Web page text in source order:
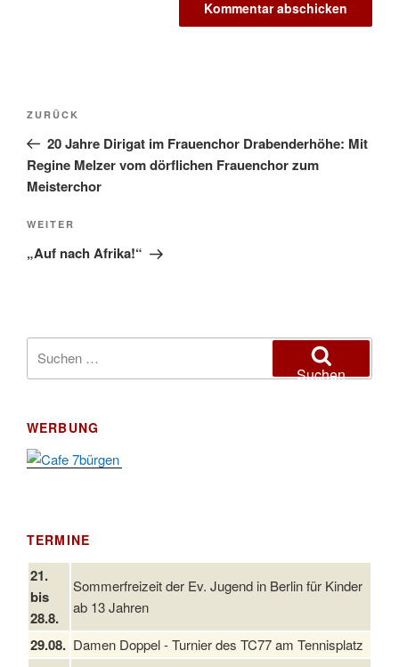
Beitragsnavigation
Vorheriger
Beitrag
ZURÜCK
20 Jahre Dirigat im Frauenchor Drabenderhöhe: Mit
Regine Melzer vom dörflichen Frauenchor zum
Meisterchor
Nächster
Beitrag
WEITER
„Auf nach Afrika!“
nach:
Suchen
WERBUNG
TERMINE
21.
bis
28.8.
Sommerfreizeit der Ev. Jugend in Berlin für Kinder
ab 13 Jahren
29.08. Damen Doppel - Turnier des TC77 am Tennisplatz